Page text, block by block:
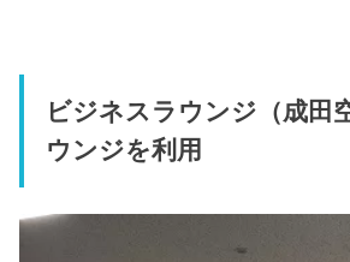
ビジネスラウンジ（成田
ウンジを利用